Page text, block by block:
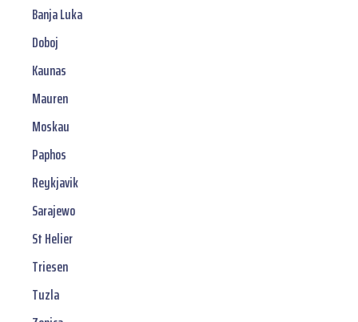
Banja Luka
Doboj
Kaunas
Mauren
Moskau
Paphos
Reykjavik
Sarajewo
St Helier
Triesen
Tuzla